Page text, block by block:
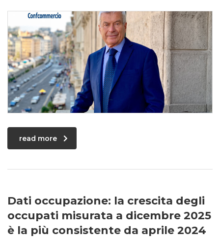
read more
Dati occupazione: la crescita degli
occupati misurata a dicembre 2025
è la più consistente da aprile 2024